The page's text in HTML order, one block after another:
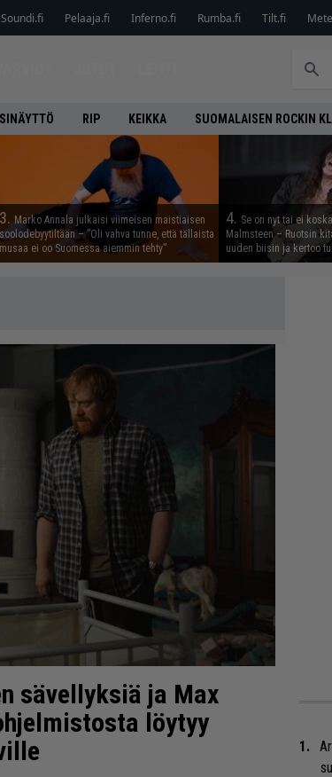
Soundi.fi Pelaaja.fi Inferno.fi Rumba.fi Tilt.fi
RIP KEIKKA SUOMALAISEN ROCKIN
3. Marko Annala julkaisi viimeisen maistiaisen
soolodebyytiltään – ”Oli vahva tunne, että tällaista
musaa ei oo Suomessa aiemmin tehty”
4. Se on nyt tai ei
Malmsteen – Ruotsin
uuden biisin ja kertoo
sävellyksiä ja Max
löytyy